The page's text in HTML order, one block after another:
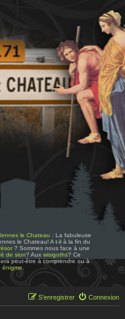
le Chateau : La fabuleuse
le Chateau! A t-il à la fin du
? Sommes nous face à une
de sion? Aux wisigoths? Ce
peut-être à comprendre ou à
énigme
Connexion
S’enregistrer